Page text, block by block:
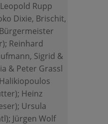
Rupp
Dixie, Brischit,
Reinhard
Sigrid &
& Peter Grassl
Heinz
Ursula
Jürgen Wolf